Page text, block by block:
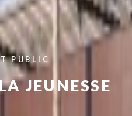
PUBLIC
JEUNESSE